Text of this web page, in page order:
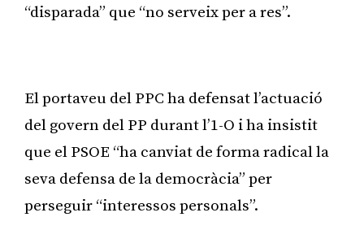
“disparada” que “no serveix per a res”.
El portaveu del PPC ha defensat l’actuació
del govern del PP durant l’1-O i ha insistit
que el PSOE “ha canviat de forma radical la
seva defensa de la democràcia” per
perseguir “interessos personals”.